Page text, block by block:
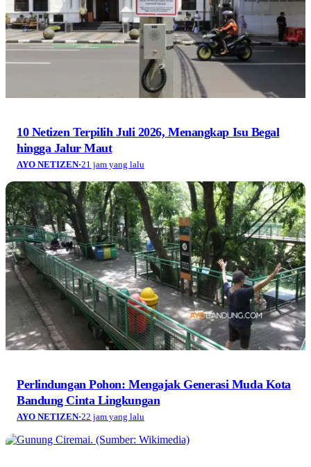
10 Netizen Terpilih Juli 2026, Menangkap Isu Begal
hingga Jalur Maut
AYO NETIZEN·21 jam yang lalu
Perlindungan Pohon: Mengajak Generasi Muda Kota
Bandung Cinta Lingkungan
AYO NETIZEN·22 jam yang lalu